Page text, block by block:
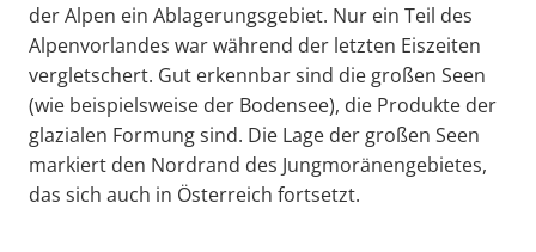
der Alpen ein Ablagerungsgebiet. Nur ein Teil des
Alpenvorlandes war während der letzten Eiszeiten
vergletschert. Gut erkennbar sind die großen Seen
(wie beispielsweise der Bodensee), die Produkte der
glazialen Formung sind. Die Lage der großen Seen
markiert den Nordrand des Jungmoränengebietes,
das sich auch in Österreich fortsetzt.